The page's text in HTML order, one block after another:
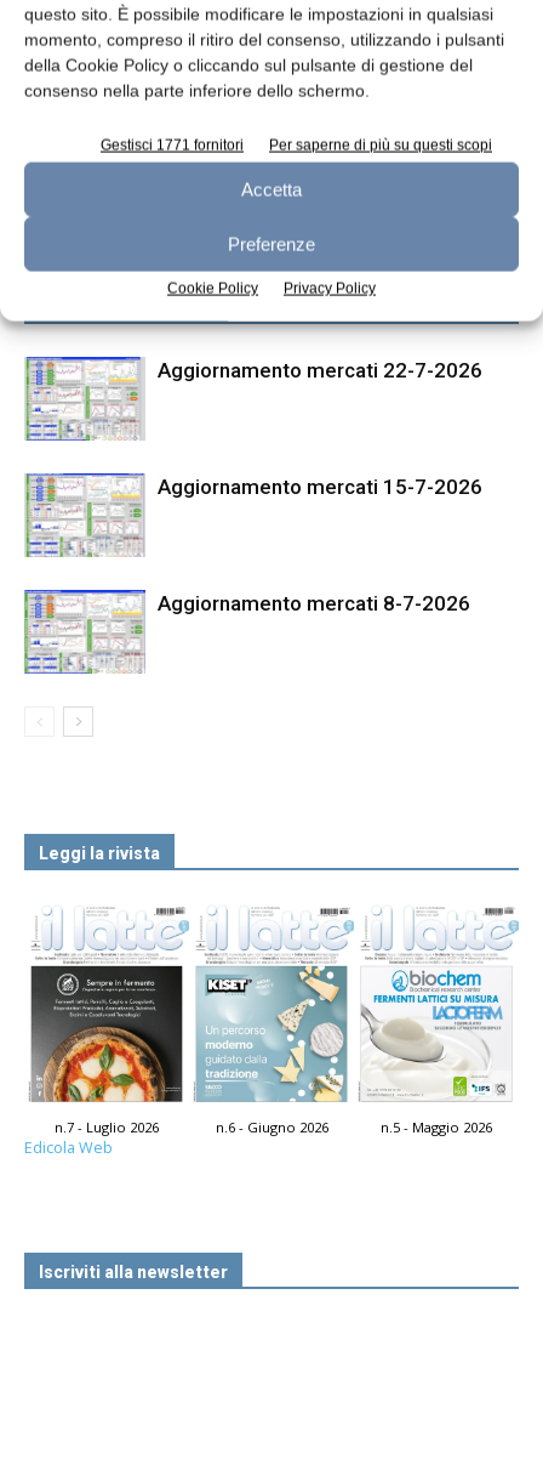
questo sito. È possibile modificare le impostazioni in qualsiasi
momento, compreso il ritiro del consenso, utilizzando i pulsanti
della Cookie Policy o cliccando sul pulsante di gestione del
consenso nella parte inferiore dello schermo.
Gestisci 1771 fornitori Per saperne di più su questi scopi
Accetta
Preferenze
Cookie Policy Privacy Policy
Articolo precedente Articolo successivo
pastorizzatori
Aggiornamento mercati 22-7-2026
Aggiornamento mercati 15-7-2026
Aggiornamento mercati 8-7-2026
Leggi la rivista
n.7 - Luglio 2026 n.6 - Giugno 2026 n.5 - Maggio 2026
Edicola Web
Iscriviti alla newsletter